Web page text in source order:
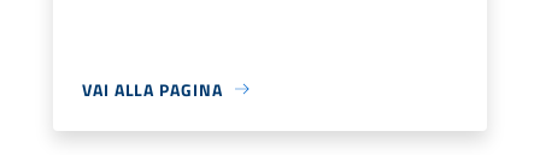
VAI ALLA PAGINA